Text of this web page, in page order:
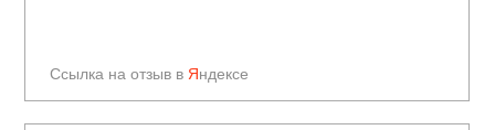
Ссылка на отзыв в Яндексе